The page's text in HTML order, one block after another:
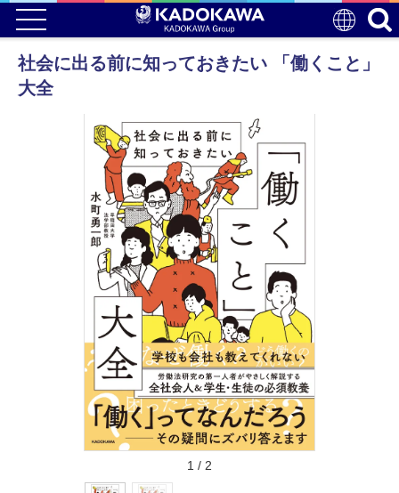
社会に出る前に知っておきたい 「働くこと」
大全
1 / 2